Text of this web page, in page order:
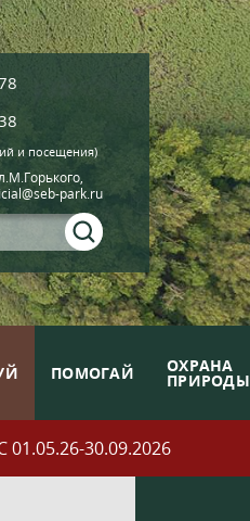
и посещения)
park.ru
ПОМОГАЙ ОХРАНА
ПРИРОДЫ
30.09.2026